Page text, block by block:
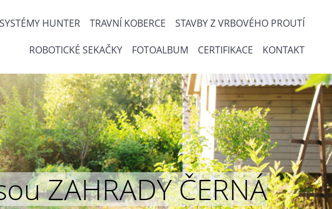
HUNTER TRAVNÍ KOBERCE STAVBY Z VRBOVÉHO PROUTÍ
ROBOTICKÉ SEKAČKY FOTOALBUM CERTIFIKACE KONTAKT
ZAHRADY ČERNÁ